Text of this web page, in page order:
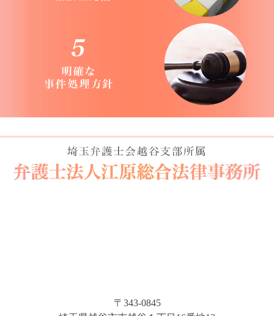
〒343-0845